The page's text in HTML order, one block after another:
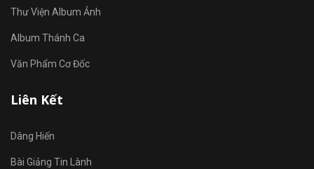
Thư Viện Album Ảnh
Album Thánh Ca
Văn Phẩm Cơ Đốc
Liên Kết
Dâng Hiến
Bài Giảng Tin Lành